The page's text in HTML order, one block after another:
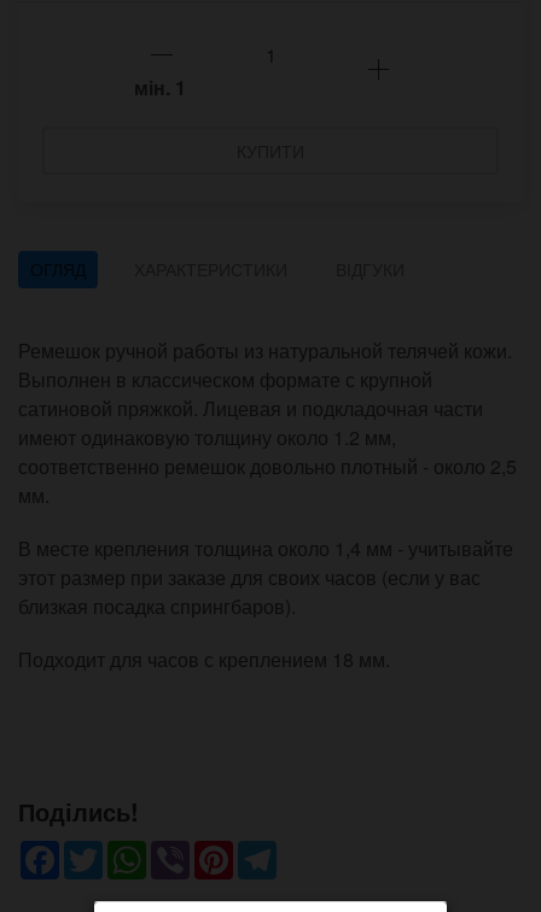
мін. 1
ОГЛЯД
Ремешок ручной работы из натуральной телячей кожи.
Выполнен в классическом формате с крупной
сатиновой пряжкой. Лицевая и подкладочная части
имеют одинаковую толщину около 1.2 мм,
соответственно ремешок довольно плотный - около 2,5
мм.
В месте крепления толщина около 1,4 мм - учитывайте
этот размер при заказе для своих часов (если у вас
близкая посадка спрингбаров).
Подходит для часов с креплением 18 мм.
Поділись!
Facebook
TwitterWhatsApp
ViberPinterest